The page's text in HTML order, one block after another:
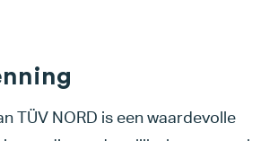
TÜV NORD is een waardevolle